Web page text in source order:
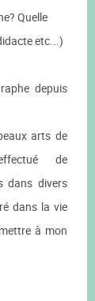
Quelle
etc...)
depuis
arts de
de
dans divers
dans la vie
à mon